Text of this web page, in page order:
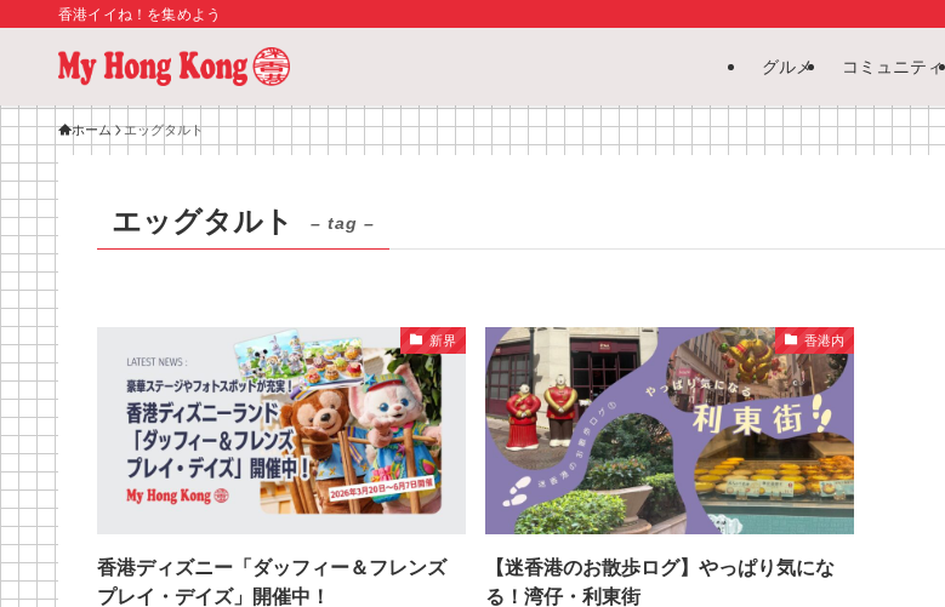
香港イイね！を集めよう
グルメ コミュニティ
ホーム エッグタルト
エッグタルト – tag –
新界
香港ディズニー「ダッフィー＆フレンズ
プレイ・デイズ」開催中！
香港内
【迷香港のお散歩ログ】やっぱり気にな
る！湾仔・利東街